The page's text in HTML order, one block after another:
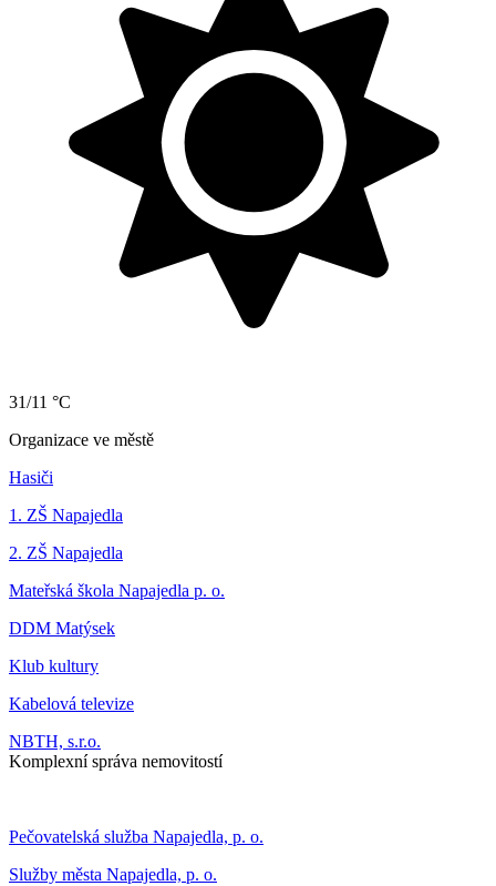
31/11 °C
Organizace ve městě
Hasiči
1. ZŠ Napajedla
2. ZŠ Napajedla
Mateřská škola Napajedla p. o.
DDM Matýsek
Klub kultury
Kabelová televize
NBTH, s.r.o.
Komplexní správa nemovitostí
Pečovatelská služba Napajedla, p. o.
Služby města Napajedla, p. o.